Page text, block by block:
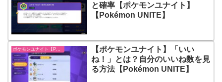
と確率【ポケモンユナイト】
【Pokémon UNITE】
【ポケモンユナイト】「いい
ね！」とは？自分のいいね数を見
る方法【Pokémon UNITE】